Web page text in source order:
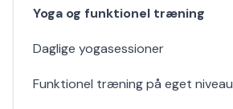
Yoga og funktionel træning
Daglige yogasessioner
Funktionel træning på eget niveau